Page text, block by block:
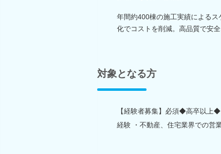
年間約400棟の施工実績による
化でコストを削減。高品質で安
対象となる方
【経験者募集】必須◆高卒以上
経験 ・不動産、住宅業界での営